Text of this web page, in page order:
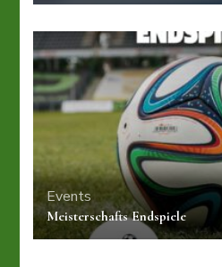
Events
Meisterschafts Endspiele